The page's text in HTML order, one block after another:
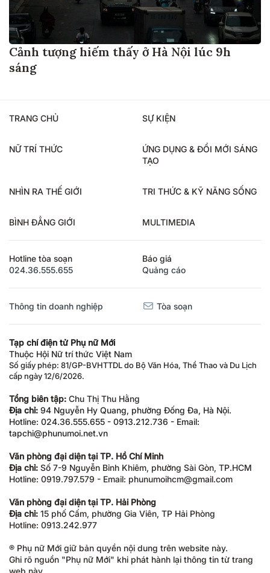
Cảnh tượng hiếm thấy ở Hà Nội lúc 9h
sáng
TRANG CHỦ SỰ KIỆN
NỮ TRÍ THỨC
ỨNG DỤNG & ĐỔI MỚI SÁNG
TẠO
NHÌN RA THẾ GIỚI TRI THỨC & KỸ NĂNG SỐNG
BÌNH ĐẲNG GIỚI MULTIMEDIA
Hotline tòa soạn
024.36.555.655
Báo giá
Quảng cáo
Thông tin doanh nghiệp Tòa soạn
Tạp chí điện tử Phụ nữ Mới
Thuộc Hội Nữ trí thức Việt Nam
Số giấy phép: 81/GP-BVHTTDL do Bộ Văn Hóa, Thể Thao và Du Lịch
cấp ngày 12/6/2026.
Tổng biên tập: Chu Thị Thu Hằng
Địa chỉ: 94 Nguyễn Hy Quang, phường Đống Đa, Hà Nội.
Hotline: 024.36.555.655 - 0913.212.736 - Email:
tapchi@phunumoi.net.vn
Văn phòng đại diện tại TP. Hồ Chí Minh
Địa chỉ: Số 7-9 Nguyễn Bỉnh Khiêm, phường Sài Gòn, TP.HCM
Hotline: 0919.797.579 - Email: phunumoihcm@gmail.com
Văn phòng đại diện tại TP. Hải Phòng
Địa chỉ: 15 phố Cấm, phường Gia Viên, TP Hải Phòng
Hotline: 0913.242.977
® Phụ nữ Mới giữ bản quyền nội dung trên website này.
Ghi rõ nguồn "Phụ nữ Mới" khi phát hành lại thông tin từ trang
web này.